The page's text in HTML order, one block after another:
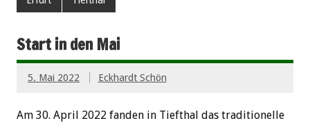
Start in den Mai
5. Mai 2022 Eckhardt Schön
Am 30. April 2022 fanden in Tiefthal das traditionelle